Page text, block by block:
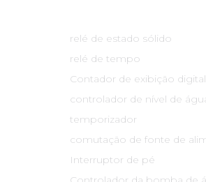
relé de estado sólido
relé de tempo
Contador de exibição digital
controlador de nível de
temporizador
comutação de fonte de
Interruptor de pé